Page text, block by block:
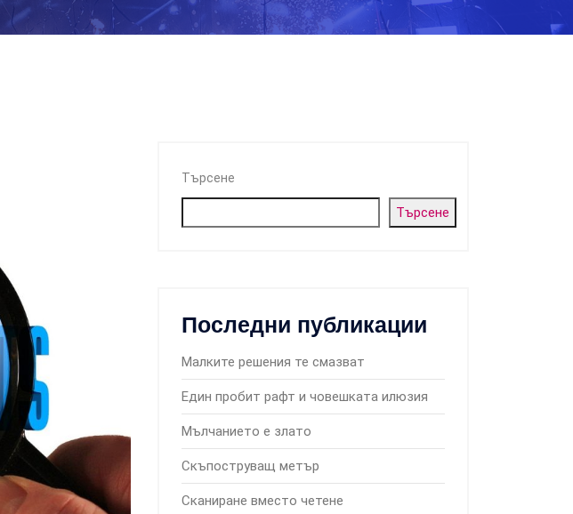
Търсене
Търсене
Последни публикации
Малките решения те смазват
Един пробит рафт и човешката илюзия
Мълчанието е злато
Скъпоструващ метър
Сканиране вместо четене